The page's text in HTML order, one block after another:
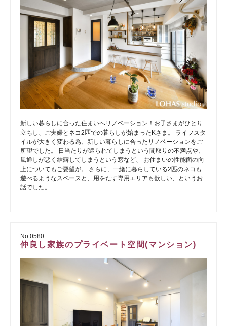
新しい暮らしに合った住まいへリノベーション！お子さまがひとり
立ちし、ご夫婦とネコ2匹での暮らしが始まったKさま。 ライフスタ
イルが大きく変わる為、新しい暮らしに合ったリノベーションをご
所望でした。 日当たりが遮られてしまうという間取りの不満点や、
風通しが悪く結露してしまうという窓など、 お住まいの性能面の向
上についてもご要望が。 さらに、一緒に暮らしている2匹のネコも
遊べるようなスペースと、用をたす専用エリアも欲しい、というお
話でした。
No.0580
仲良し家族のプライベート空間(マンション)